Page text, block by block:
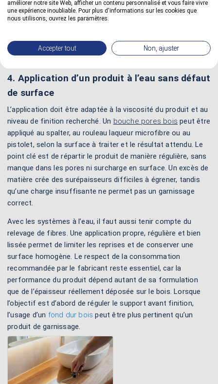
4. Application d’un produit à l’eau sans défaut
de surface
L’application doit être adaptée à la viscosité du produit et au
niveau de finition recherché. Un bouche pores bois peut être
appliqué au spalter, au rouleau laqueur microfibre ou au
pistolet, selon la surface à traiter et le résultat attendu. Le
point clé est de répartir le produit de manière régulière, sans
manque dans les pores ni surcharge en surface. Un excès de
matière crée des surépaisseurs difficiles à égrener, tandis
qu’une charge insuffisante ne permet pas un garnissage
correct.
Avec les systèmes à l’eau, il faut aussi tenir compte du
relevage de fibres. Une application propre, régulière et bien
lissée permet de limiter les reprises et de conserver une
surface homogène. Le respect de la consommation
recommandée par le fabricant reste essentiel, car la
performance du produit dépend autant de sa formulation
que de l’épaisseur réellement déposée sur le bois. Lorsque
l’objectif est d’abord de réguler le support avant finition,
l’usage d’un fond dur bois peut être plus pertinent qu’un
produit de garnissage.
améliorer notre site Web, afficher un contenu personnalisé et vous faire vivre
une expérience inoubliable. Pour plus d'informations sur les cookies que
nous utilisons, ouvrez les paramètres.
Accepter tout Non, ajuster